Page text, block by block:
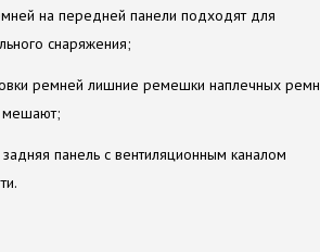
на передней панели подходят для
снаряжения;
ремней лишние ремешки наплечных
мешают;
панель с вентиляционным каналом